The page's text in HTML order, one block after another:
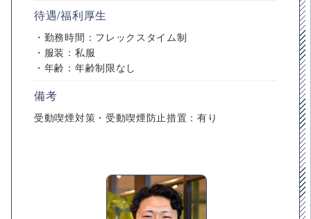
待遇/福利厚生
・勤務時間：フレックスタイム制
・服装：私服
・年齢：年齢制限なし
備考
受動喫煙対策・受動喫煙防止措置：有り